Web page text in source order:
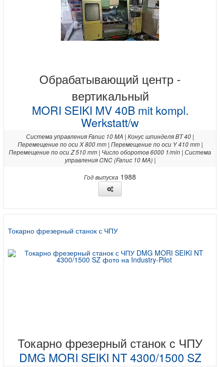
Обрабатывающий центр -
вертикальный
MORI SEIKI MV 40B mit kompl.
Werkstatt/w
Система управления Fanuc 10 MA | Конус шпинделя BT 40 |
Перемещение по оси X 800 mm | Перемещение по оси Y 410 mm |
Перемещение по оси Z 510 mm | Число оборотов 6000 1/min | Система
управления CNC (Fanuc 10 MA) |
Год выпуска 1988
Токарно фрезерный станок с ЧПУ
Токарно фрезерный станок с ЧПУ
DMG MORI SEIKI NT 4300/1500 SZ